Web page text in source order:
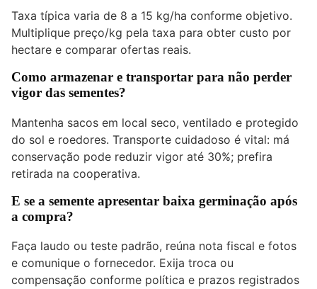
Taxa típica varia de 8 a 15 kg/ha conforme objetivo.
Multiplique preço/kg pela taxa para obter custo por
hectare e comparar ofertas reais.
Como armazenar e transportar para não perder
vigor das sementes?
Mantenha sacos em local seco, ventilado e protegido
do sol e roedores. Transporte cuidadoso é vital: má
conservação pode reduzir vigor até 30%; prefira
retirada na cooperativa.
E se a semente apresentar baixa germinação após
a compra?
Faça laudo ou teste padrão, reúna nota fiscal e fotos
e comunique o fornecedor. Exija troca ou
compensação conforme política e prazos registrados